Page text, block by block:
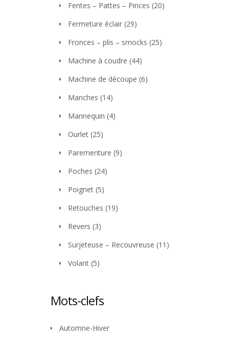
Fentes – Pattes – Pinces (20)
Fermeture éclair (29)
Fronces – plis – smocks (25)
Machine à coudre (44)
Machine de découpe (6)
Manches (14)
Mannequin (4)
Ourlet (25)
Parementure (9)
Poches (24)
Poignet (5)
Retouches (19)
Revers (3)
Surjeteuse – Recouvreuse (11)
Volant (5)
Mots-clefs
Automne-Hiver